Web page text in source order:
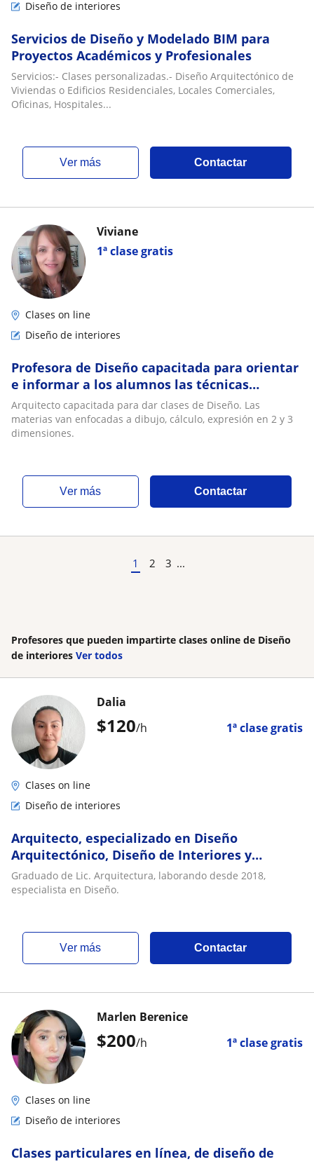
Diseño de interiores
Servicios de Diseño y Modelado BIM para
Proyectos Académicos y Profesionales
Servicios:- Clases personalizadas.- Diseño Arquitectónico de
Viviendas o Edificios Residenciales, Locales Comerciales,
Oficinas, Hospitales...
ver más Contactar
1ª clase gratis
Viviane
Clases on line
Diseño de interiores
Profesora de Diseño capacitada para orientar
e informar a los alumnos las técnicas
apropiadas para desarrollar el diseño de
espaci
Arquitecto capacitada para dar clases de Diseño. Las
materias van enfocadas a dibujo, cálculo, expresión en 2 y 3
dimensiones.
ver más Contactar
1 2 3 ...
Profesores que pueden impartirte clases online de Diseño
de interiores Ver todos
$120/h 1ª clase gratis
Dalia
Clases on line
Diseño de interiores
Arquitecto, especializado en Diseño
Arquitectónico, Diseño de Interiores y
software referentes a esto
Graduado de Lic. Arquitectura, laborando desde 2018,
especialista en Diseño.
ver más Contactar
$200/h 1ª clase gratis
Marlen Berenice
Clases on line
Diseño de interiores
Clases particulares en línea, de diseño de